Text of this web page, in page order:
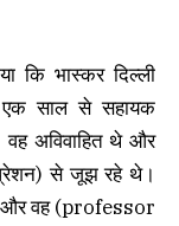
कि भास्कर दिल्ली
एक साल से सहायक
अविवाहित थे और
से जूझ रहे थे।
और वह (professor